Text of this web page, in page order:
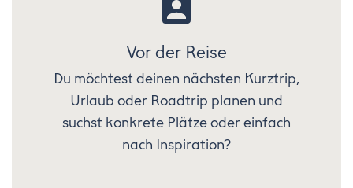
Vor der Reise
Du möchtest deinen nächsten Kurztrip,
Urlaub oder Roadtrip planen und
suchst konkrete Plätze oder einfach
nach Inspiration?